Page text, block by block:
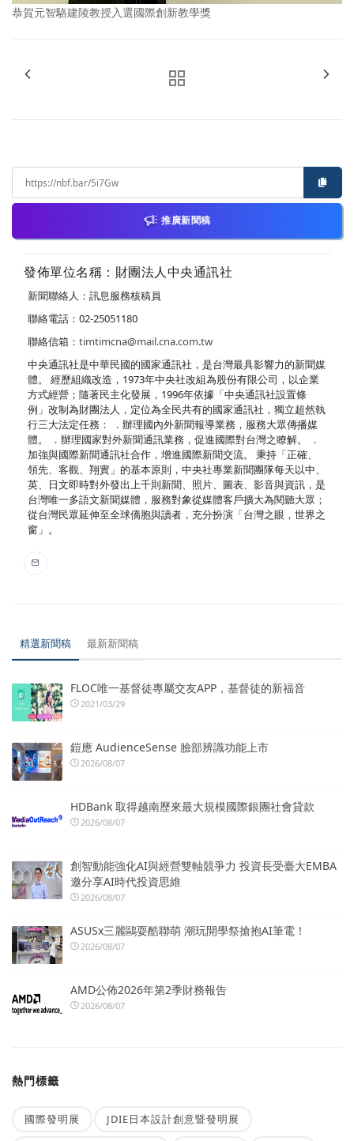
恭賀元智駱建陵教授入選國際創新教學獎
推廣新聞稿
發佈單位名稱：財團法人中央通訊社
新聞聯絡人：訊息服務核稿員
聯絡電話：02-25051180
聯絡信箱： timtimcna@mail.cna.com.tw
中央通訊社是中華民國的國家通訊社，是台灣最具影響力的新聞媒
體。 經歷組織改造，1973年中央社改組為股份有限公司，以企業
方式經營；隨著民主化發展，1996年依據「中央通訊社設置條
例」改制為財團法人，定位為全民共有的國家通訊社，獨立超然執
行三大法定任務： ．辦理國內外新聞報導業務，服務大眾傳播媒
體。 ．辦理國家對外新聞通訊業務，促進國際對台灣之瞭解。 ．
加強與國際新聞通訊社合作，增進國際新聞交流。 秉持「正確、
領先、客觀、翔實」的基本原則，中央社專業新聞團隊每天以中、
英、日文即時對外發出上千則新聞、照片、圖表、影音與資訊，是
台灣唯一多語文新聞媒體，服務對象從媒體客戶擴大為閱聽大眾；
從台灣民眾延伸至全球僑胞與讀者，充分扮演「台灣之眼，世界之
窗」。
精選新聞稿 最新新聞稿
FLOC唯一基督徒專屬交友APP，基督徒的新福音
2021/03/29
鎧應 AudienceSense 臉部辨識功能上市
2026/08/07
HDBank 取得越南歷來最大規模國際銀團社會貸款
2026/08/07
創智動能強化AI與經營雙軸競爭力 投資長受臺大EMBA
邀分享AI時代投資思維
2026/08/07
ASUSx三麗鷗耍酷聯萌 潮玩開學祭搶抱AI筆電！
2026/08/07
AMD公佈2026年第2季財務報告
2026/08/07
熱門標籤
國際發明展 JDIE日本設計創意暨發明展